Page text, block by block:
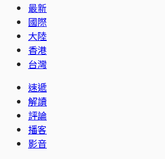
最新
國際
大陸
香港
台灣
速遞
解讀
評論
播客
影音